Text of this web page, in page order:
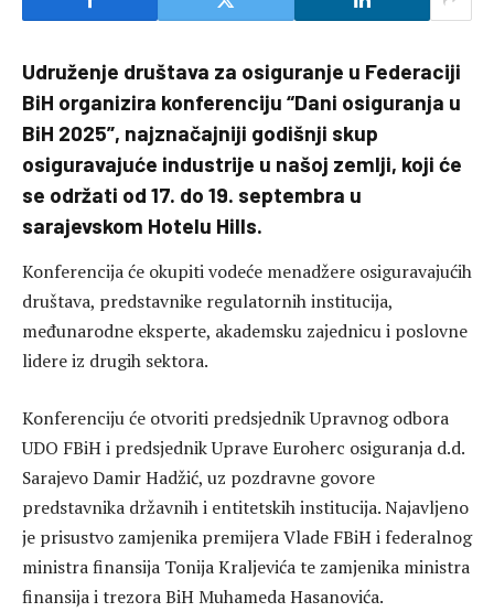
Udruženje društava za osiguranje u Federaciji
BiH organizira konferenciju “Dani osiguranja u
BiH 2025”, najznačajniji godišnji skup
osiguravajuće industrije u našoj zemlji, koji će
se održati od 17. do 19. septembra u
sarajevskom Hotelu Hills.
Konferencija će okupiti vodeće menadžere osiguravajućih
društava, predstavnike regulatornih institucija,
međunarodne eksperte, akademsku zajednicu i poslovne
lidere iz drugih sektora.
Konferenciju će otvoriti predsjednik Upravnog odbora
UDO FBiH i predsjednik Uprave Euroherc osiguranja d.d.
Sarajevo Damir Hadžić, uz pozdravne govore
predstavnika državnih i entitetskih institucija. Najavljeno
je prisustvo zamjenika premijera Vlade FBiH i federalnog
ministra finansija Tonija Kraljevića te zamjenika ministra
finansija i trezora BiH Muhameda Hasanovića.